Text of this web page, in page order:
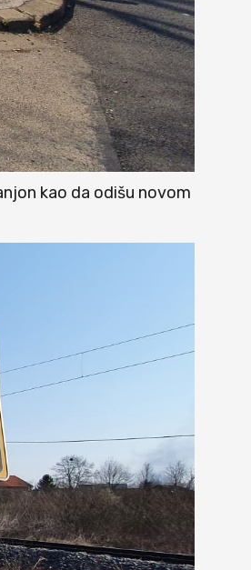
kao da odišu novom